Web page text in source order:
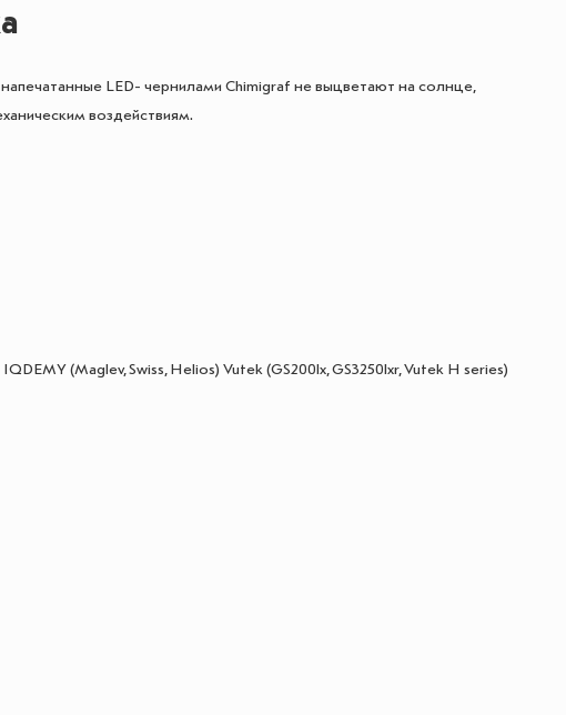
LED- чернилами Chimigraf не выцветают на солнце,
воздействиям.
(Maglev, Swiss, Helios) Vutek (GS200lx, GS3250lxr, Vutek H series)